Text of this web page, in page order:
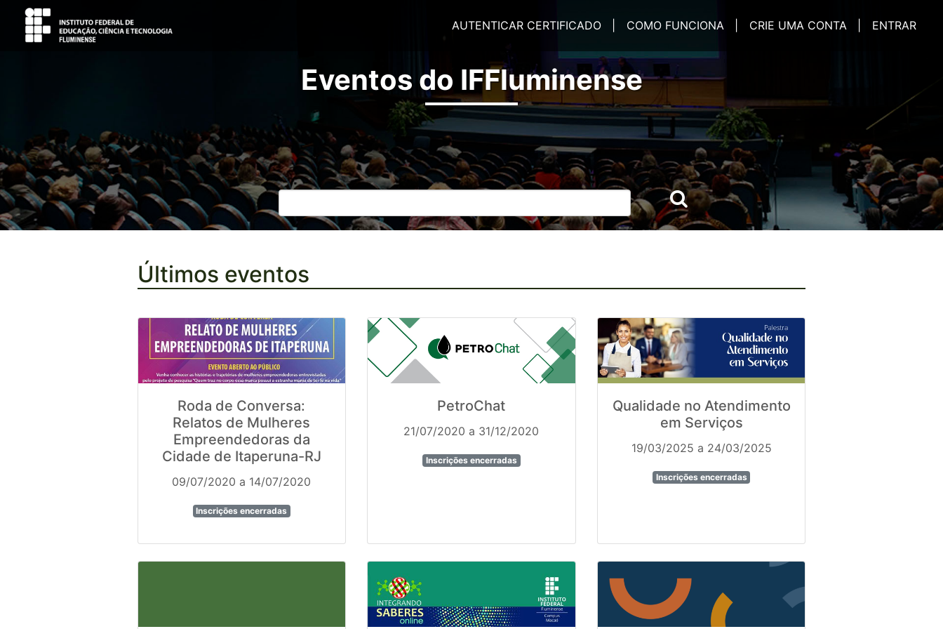
AUTENTICAR CERTIFICADO | COMO FUNCIONA | CRIE UMA CONTA | ENTRAR
Eventos do IFFluminense
Últimos eventos
Roda de Conversa:
Relatos de Mulheres
Empreendedoras da
Cidade de Itaperuna-RJ
09/07/2020 a 14/07/2020
Inscrições encerradas
PetroChat
21/07/2020 a 31/12/2020
Inscrições encerradas
Qualidade no Atendimento
em Serviços
19/03/2025 a 24/03/2025
Inscrições encerradas